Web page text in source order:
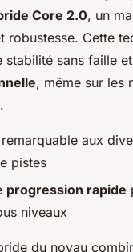
Core 2.0, un
robustesse. Cette
stabilité sans faille
, même sur les
aux
pistes
progression rapide
niveaux
du noyau